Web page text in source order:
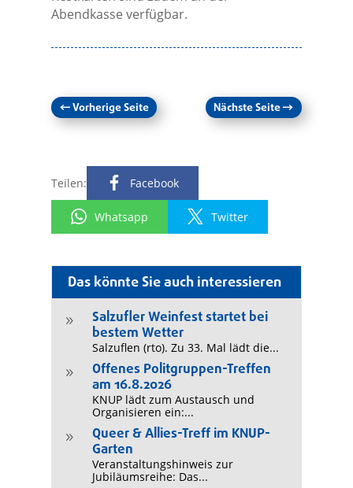
Das könnte Sie auch interessieren
9
Salzufler Weinfest startet bei
bestem Wetter
Salzuflen (rto). Zu 33. Mal lädt die...
9
Offenes Politgruppen-Treffen
am 16.8.2026
KNUP lädt zum Austausch und
Organisieren ein:...
9
Queer & Allies-Treff im KNUP-
Garten
Veranstaltungshinweis zur
Jubiläumsreihe: Das...
Abendkasse verfügbar.
←Vorherige Seite Nächste Seite→
Teilen: Facebook
Whatsapp Twitter